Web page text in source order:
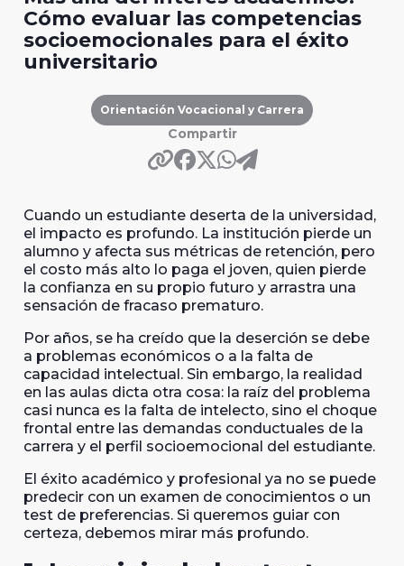
Cómo evaluar las competencias
socioemocionales para el éxito
universitario
Orientación Vocacional y Carrera
Compartir
Cuando un estudiante deserta de la universidad,
el impacto es profundo. La institución pierde un
alumno y afecta sus métricas de retención, pero
el costo más alto lo paga el joven, quien pierde
la confianza en su propio futuro y arrastra una
sensación de fracaso prematuro.
Por años, se ha creído que la deserción se debe
a problemas económicos o a la falta de
capacidad intelectual. Sin embargo, la realidad
en las aulas dicta otra cosa: la raíz del problema
casi nunca es la falta de intelecto, sino el choque
frontal entre las demandas conductuales de la
carrera y el perfil socioemocional del estudiante.
El éxito académico y profesional ya no se puede
predecir con un examen de conocimientos o un
test de preferencias. Si queremos guiar con
certeza, debemos mirar más profundo.